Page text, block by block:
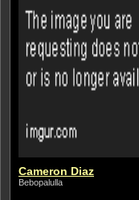
Cameron Diaz
Bebopalulla